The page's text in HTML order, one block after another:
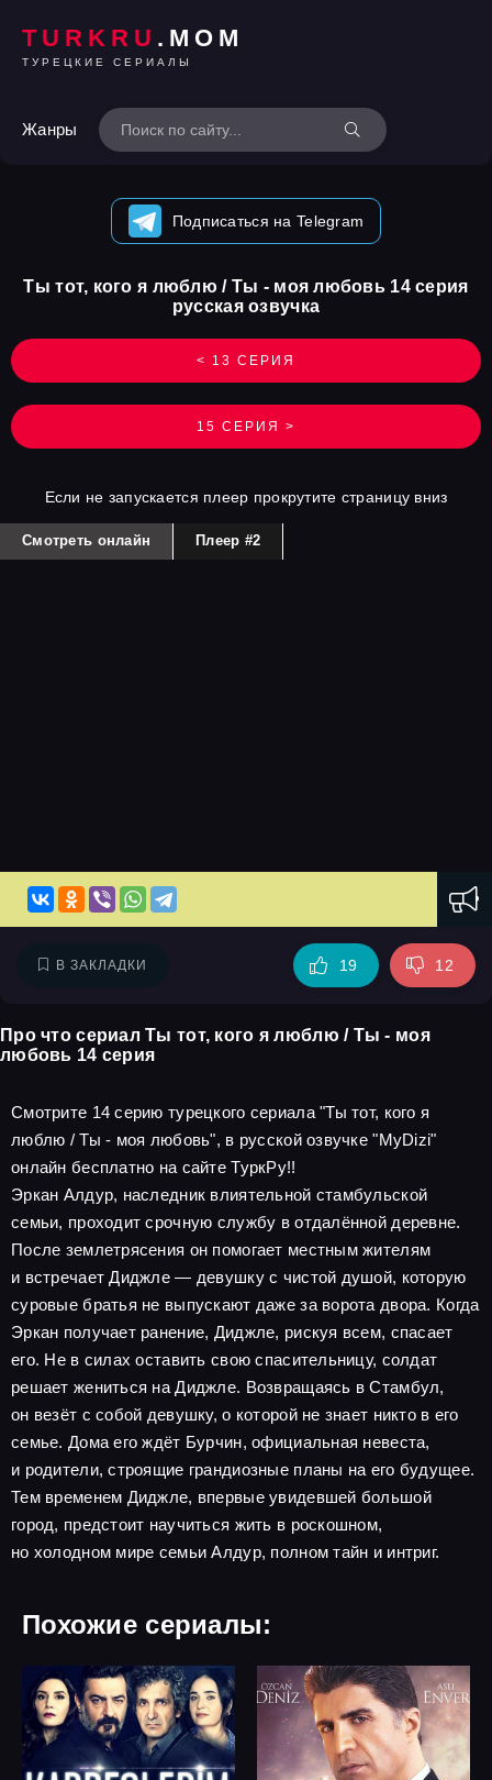
TURKRU .MOM
ТУРЕЦКИЕ СЕРИАЛЫ
Жанры
Подписаться на Telegram
< 13 СЕРИЯ
Ты тот, кого я люблю / Ты - моя любовь 14 серия
русская озвучка
15 СЕРИЯ >
Если не запускается плеер прокрутите страницу вниз
Смотреть онлайн Плеер #2
В ЗАКЛАДКИ 19 12
Про что сериал Ты тот, кого я люблю / Ты - моя
любовь 14 серия
Смотрите 14 серию турецкого сериала "Ты тот, кого я
люблю / Ты - моя любовь", в русской озвучке "MyDizi"
онлайн бесплатно на сайте ТуркРу!!
Эркан Алдур, наследник влиятельной стамбульской
семьи, проходит срочную службу в отдалённой деревне.
После землетрясения он помогает местным жителям
и встречает Диджле — девушку с чистой душой, которую
суровые братья не выпускают даже за ворота двора. Когда
Эркан получает ранение, Диджле, рискуя всем, спасает
его. Не в силах оставить свою спасительницу, солдат
решает жениться на Диджле. Возвращаясь в Стамбул,
он везёт с собой девушку, о которой не знает никто в его
семье. Дома его ждёт Бурчин, официальная невеста,
и родители, строящие грандиозные планы на его будущее.
Тем временем Диджле, впервые увидевшей большой
город, предстоит научиться жить в роскошном,
но холодном мире семьи Алдур, полном тайн и интриг.
Похожие сериалы: